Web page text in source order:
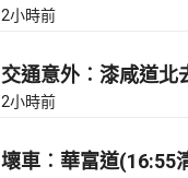
2小時前
交通意外︰漆咸道北
2小時前
壞車︰華富道(16:55